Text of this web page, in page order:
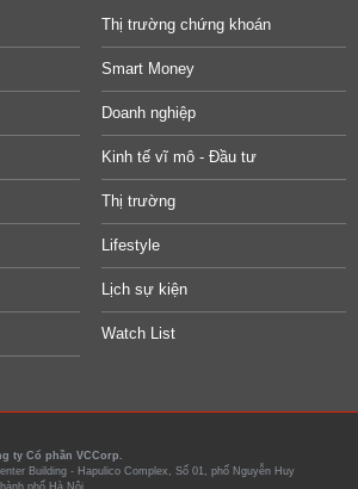
Thị trường chứng khoán
Smart Money
Doanh nghiệp
Kinh tế vĩ mô - Đầu tư
Thị trường
Lifestyle
Lịch sự kiện
Watch List
ty Cổ phần VCCorp.
Building - Hapulico Complex, Số 01, phố Nguyễn Huy
phố Hà Nội